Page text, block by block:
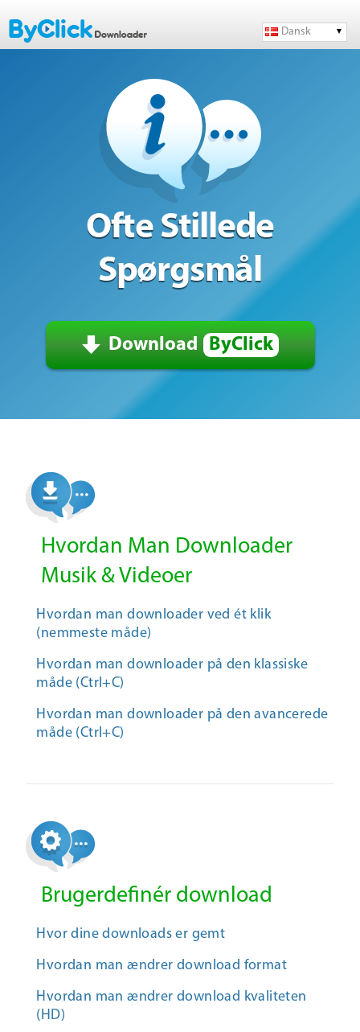
Dansk
Ofte Stillede
Spørgsmål
Download ByClick
Hvordan Man Downloader
Musik & Videoer
Hvordan man downloader ved ét klik
(nemmeste måde)
Hvordan man downloader på den klassiske
måde (Ctrl+C)
Hvordan man downloader på den avancerede
måde (Ctrl+C)
Brugerdefinér download
Hvor dine downloads er gemt
Hvordan man ændrer download format
Hvordan man ændrer download kvaliteten
(HD)